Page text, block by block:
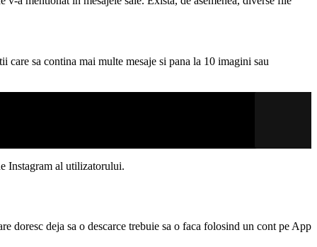
care sa contina mai multe mesaje si pana la 10 imagini sau
Instagram al utilizatorului.
doresc deja sa o descarce trebuie sa o faca folosind un cont pe App